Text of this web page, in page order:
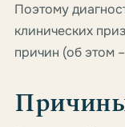
Поэтому
клинических
причин (об этом